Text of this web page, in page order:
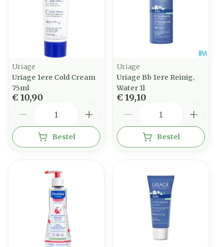
Uriage
Uriage 1ere Cold Cream
75ml
€ 10,90
Bestel
Uriage
Uriage Bb 1ere Reinig.
Water 1l
€ 19,10
Bestel